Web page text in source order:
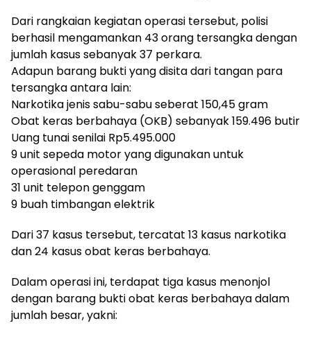
Dari rangkaian kegiatan operasi tersebut, polisi
berhasil mengamankan 43 orang tersangka dengan
jumlah kasus sebanyak 37 perkara.
Adapun barang bukti yang disita dari tangan para
tersangka antara lain:
Narkotika jenis sabu-sabu seberat 150,45 gram
Obat keras berbahaya (OKB) sebanyak 159.496 butir
Uang tunai senilai Rp5.495.000
9 unit sepeda motor yang digunakan untuk
operasional peredaran
31 unit telepon genggam
9 buah timbangan elektrik
Dari 37 kasus tersebut, tercatat 13 kasus narkotika
dan 24 kasus obat keras berbahaya.
Dalam operasi ini, terdapat tiga kasus menonjol
dengan barang bukti obat keras berbahaya dalam
jumlah besar, yakni: